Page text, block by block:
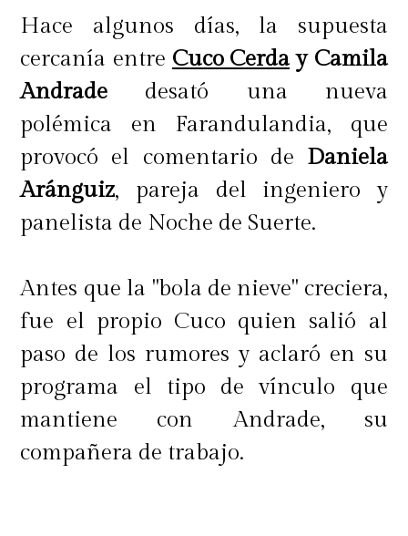
Hace algunos días, la supuesta
cercanía entre Cuco Cerday Camila
Andrade desató una nueva
polémica en Farandulandia, que
provocó el comentario de Daniela
Aránguiz, pareja del ingeniero y
panelista de Noche de Suerte.
Antes que la "bola de nieve" creciera,
fue el propio Cuco quien salió al
paso de los rumores y aclaró en su
programa el tipo de vínculo que
mantiene con Andrade, su
compañera de trabajo.